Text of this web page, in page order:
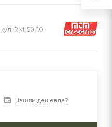
RM-50-10
Нашли дешевле?